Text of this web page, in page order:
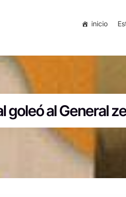
inicio
goleó al General